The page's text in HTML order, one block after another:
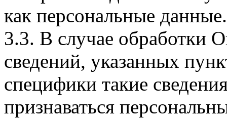
как персональные данные.
3.3. В случае обработки
сведений, указанных
специфики такие
признаваться